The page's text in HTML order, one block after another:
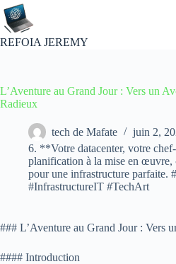
Passer
au
contenu
REFOIA JEREMY
L’Aventure au Grand Jour : Vers un
Radieux
tech de Mafate
juin 2,
6. **Votre datacenter, votre
planification à la mise en œuvre,
pour une infrastructure parfaite.
#InfrastructureIT #TechArt
### L’Aventure au Grand Jour : Vers
#### Introduction